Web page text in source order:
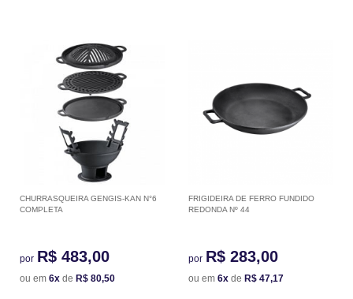
CHURRASQUEIRA GENGIS-KAN N°6
COMPLETA
por R$ 483,00
ou em 6x de R$ 80,50
FRIGIDEIRA DE FERRO FUNDIDO
REDONDA Nº 44
por R$ 283,00
ou em 6x de R$ 47,17